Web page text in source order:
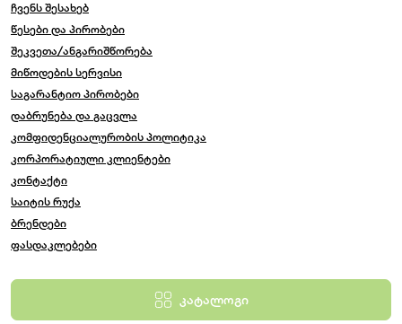
ჩვენს შესახებ
წესები და პირობები
შეკვეთა/ანგარიშწორება
მიწოდების სერვისი
საგარანტიო პირობები
დაბრუნება და გაცვლა
კომფიდენციალურობის პოლიტიკა
კორპორატიული კლიენტები
კონტაქტი
საიტის რუქა
ბრენდები
ფასდაკლებები
კატალოგი